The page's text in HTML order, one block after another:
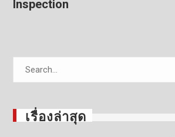
Inspection
Search
เรื่องล่าสุด